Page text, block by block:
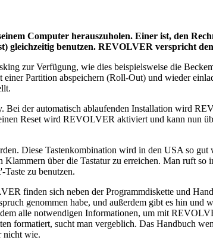
Computer herauszuholen. Einer ist, den
gleichzeitig benutzen. REVOLVER verspricht
zur Verfügung, wie dies beispielsweise die
Partition abspeichern (Roll-Out) und wieder
der automatisch ablaufenden Installation wird
Reset wird REVOLVER aktiviert und kann nun
Diese Tastenkombination wird in den USA so
Klammern über die Tastatur zu erreichen. Man ruft
Taste zu benutzen.
finden sich neben der Programmdiskette und
genommen habe, und außerdem gibt es hin
alle notwendigen Informationen, um mit
formatiert, sucht man vergeblich. Das Handbuch
nicht wie.